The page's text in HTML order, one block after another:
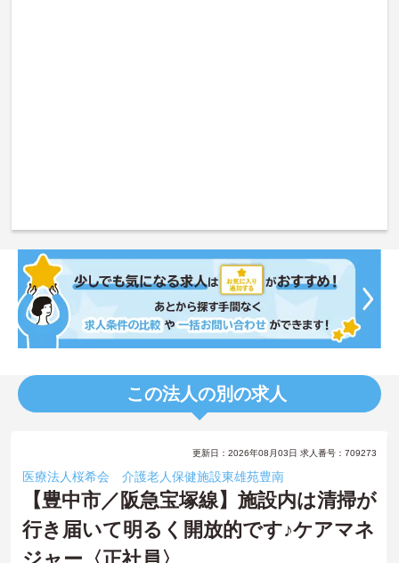
この法人の別の求人
更新日：2026年08月03日 求人番号：709273
医療法人桜希会 介護老人保健施設東雄苑豊南
【豊中市／阪急宝塚線】施設内は清掃が
行き届いて明るく開放的です♪ケアマネ